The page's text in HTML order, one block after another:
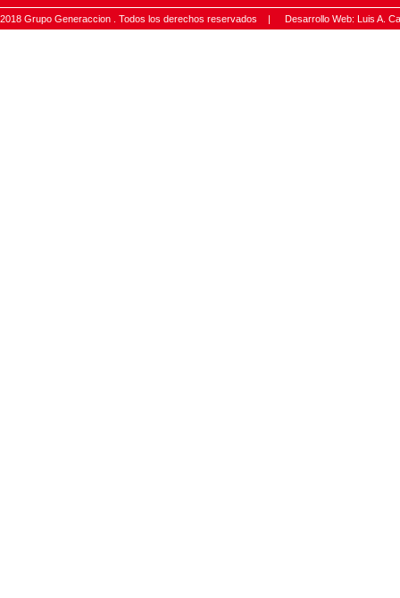
2018 Grupo Generaccion . Todos los derechos reservados | Desarrollo Web: Luis